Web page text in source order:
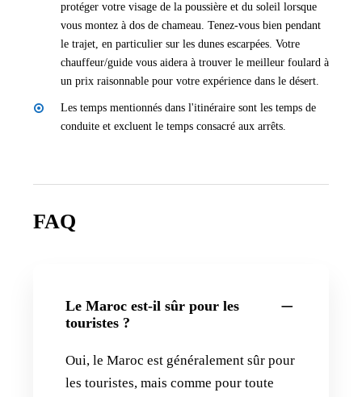
protéger votre visage de la poussière et du soleil lorsque
vous montez à dos de chameau. Tenez-vous bien pendant
le trajet, en particulier sur les dunes escarpées. Votre
chauffeur/guide vous aidera à trouver le meilleur foulard à
un prix raisonnable pour votre expérience dans le désert.
Les temps mentionnés dans l'itinéraire sont les temps de
conduite et excluent le temps consacré aux arrêts.
FAQ
Le Maroc est-il sûr pour les
touristes ?
Oui, le Maroc est généralement sûr pour
les touristes, mais comme pour toute